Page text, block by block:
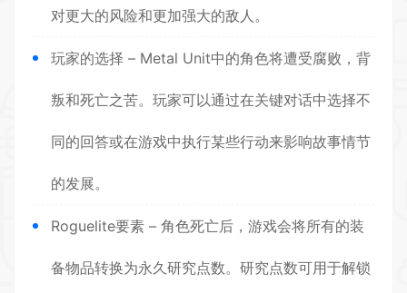
对更大的风险和更加强大的敌人。
玩家的选择 – Metal Unit中的角色将遭受腐败，背
叛和死亡之苦。玩家可以通过在关键对话中选择不
同的回答或在游戏中执行某些行动来影响故事情节
的发展。
Roguelite要素 – 角色死亡后，游戏会将所有的装
备物品转换为永久研究点数。研究点数可用于解锁